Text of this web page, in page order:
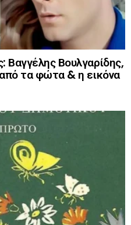
Βαγγέλης Βουλγαρίδης,
τα φώτα & η εικόνα